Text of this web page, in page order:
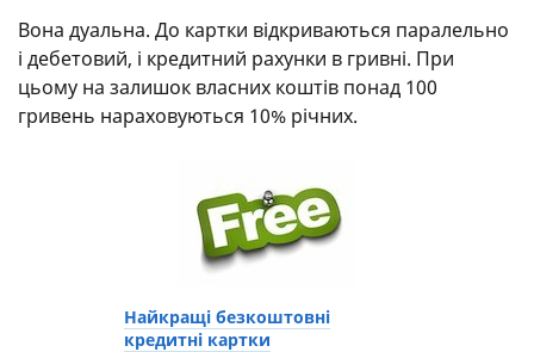
Вона дуальна. До картки відкриваються паралельно
і дебетовий, і кредитний рахунки в гривні. При
цьому на залишок власних коштів понад 100
гривень нараховуються 10% річних.
Найкращі безкоштовні
кредитні картки